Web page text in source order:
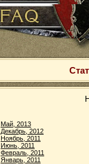
Май, 2013
Декабрь, 2012
Ноябрь, 2011
Июнь, 2011
Февраль, 2011
Январь, 2011